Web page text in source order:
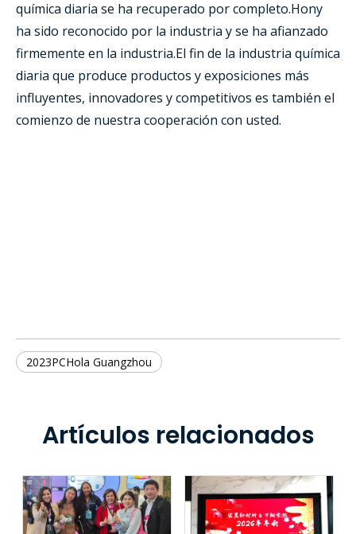
química diaria se ha recuperado por completo.Hony
ha sido reconocido por la industria y se ha afianzado
firmemente en la industria.El fin de la industria química
diaria que produce productos y exposiciones más
influyentes, innovadores y competitivos es también el
comienzo de nuestra cooperación con usted.
2023PCHola Guangzhou
Artículos relacionados